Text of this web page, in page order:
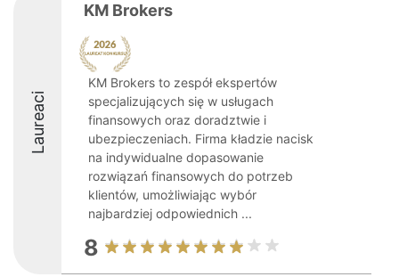
Laureaci
KM Brokers
KM Brokers to zespół ekspertów
specjalizujących się w usługach
finansowych oraz doradztwie i
ubezpieczeniach. Firma kładzie nacisk
na indywidualne dopasowanie
rozwiązań finansowych do potrzeb
klientów, umożliwiając wybór
najbardziej odpowiednich ...
8